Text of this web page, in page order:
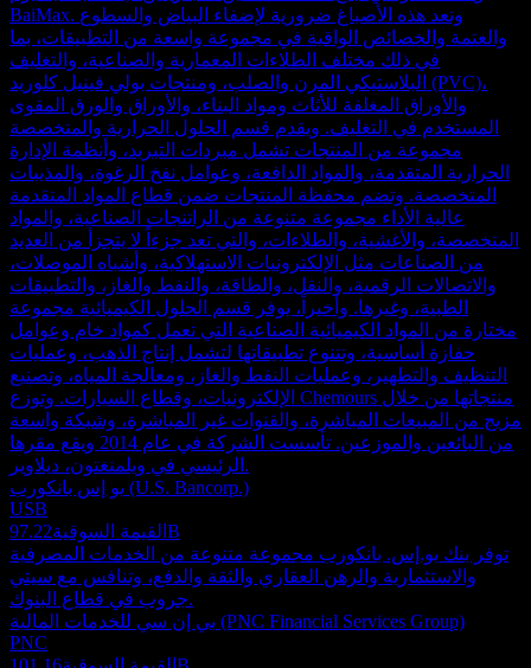
BaiMax. وتعد هذه الأصباغ ضرورية لإضفاء البياض والسطوع
والعتمة والخصائص الواقية في مجموعة واسعة من التطبيقات، بما
في ذلك مختلف الطلاءات المعمارية والصناعية، والتغليف
البلاستيكي المرن والصلب، ومنتجات بولي فينيل كلوريد (PVC)،
والأوراق المغلفة للأثاث ومواد البناء، والأوراق والورق المقوى
المستخدم في التغليف. ويقدم قسم الحلول الحرارية والمتخصصة
مجموعة من المنتجات تشمل مبردات التبريد، وأنظمة الإدارة
الحرارية المتقدمة، والمواد الدافعة، وعوامل نفخ الرغوة، والمذيبات
المتخصصة. وتضم محفظة المنتجات ضمن قطاع المواد المتقدمة
عالية الأداء مجموعة متنوعة من الراتنجات الصناعية، والمواد
المتخصصة، والأغشية، والطلاءات، والتي تعد جزءاً لا يتجزأ من العديد
من الصناعات مثل الإلكترونيات الاستهلاكية، وأشباه الموصلات،
والاتصالات الرقمية، والنقل، والطاقة، والنفط والغاز، والتطبيقات
الطبية، وغيرها. وأخيراً، يوفر قسم الحلول الكيميائية مجموعة
مختارة من المواد الكيميائية الصناعية التي تعمل كمواد خام وعوامل
حفازة أساسية، وتتنوع تطبيقاتها لتشمل إنتاج الذهب، وعمليات
التنظيف والتطهير، وعمليات النفط والغاز، ومعالجة المياه، وتصنيع
الإلكترونيات، وقطاع السيارات. وتوزع Chemours منتجاتها من خلال
مزيج من المبيعات المباشرة، والقنوات غير المباشرة، وشبكة واسعة
من البائعين والموزعين. تأسست الشركة في عام 2014 ويقع مقرها
الرئيسي في ويلمنغتون، ديلاوير.
يو إس بانكورب (U.S. Bancorp.)
USB
القيمة السوقية 97.22B
توفر بنك يو.إس. بانكورب مجموعة متنوعة من الخدمات المصرفية
والاستثمارية والرهن العقاري والثقة والدفع، وتنافس مع سيتي
جروب في قطاع البنوك.
بي إن سي للخدمات المالية (PNC Financial Services Group)
PNC